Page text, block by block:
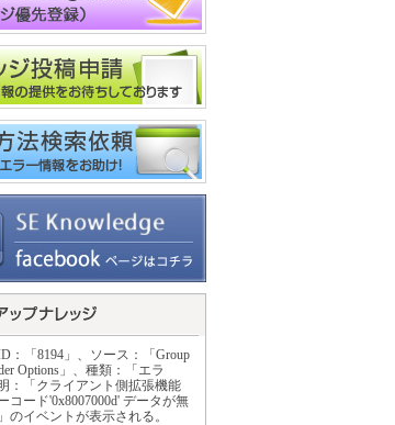
：「8194」、ソース：「Group
Options」、種類：「エラ
：「クライアント側拡張機能
コード'0x8007000d' データが無
のイベントが表示される。